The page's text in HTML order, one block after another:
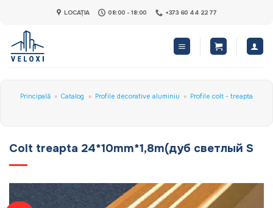
content
LOCAȚIA 08:00 - 18:00 +373 60 44 22 77
Principală » Catalog » Profile decorative aluminiu » Profile colt - treapta
Colt treapta 24*10mm*1,8m(дуб светлый S